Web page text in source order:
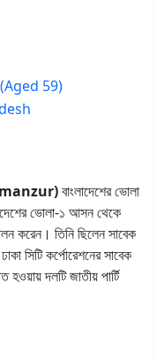
59)
manzur)বাংলাদেশের ভোলা
ভোলা-১ আসন থেকে
করেন। তিনি ছিলেন সাবেক
সিটি কর্পোরেশনের সাবেক
হওয়ায় দলটি জাতীয় পার্টি